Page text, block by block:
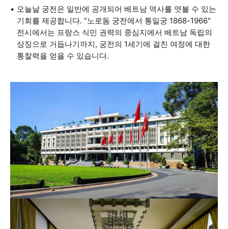
오늘날 궁전은 일반에 공개되어 베트남 역사를 엿볼 수 있는
기회를 제공합니다. "노로돔 궁전에서 통일궁 1868-1966"
전시에서는 프랑스 식민 권력의 중심지에서 베트남 독립의
상징으로 거듭나기까지, 궁전의 1세기에 걸친 여정에 대한
통찰력을 얻을 수 있습니다.